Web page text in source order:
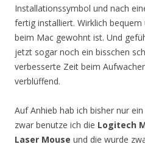
Installationssymbol und nach
fertig installiert. Wirklich
beim Mac gewohnt ist. Und
jetzt sogar noch ein bisschen
verbesserte Zeit beim
verblüffend.
Auf Anhieb hab ich bisher nur
zwar benutze ich die Logitech
Laser Mouse und die wurde